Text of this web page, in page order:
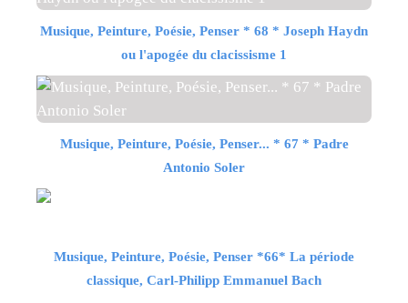
Musique, Peinture, Poésie, Penser * 68 * Joseph Haydn
ou l'apogée du clacissisme 1
Musique, Peinture, Poésie, Penser... * 67 * Padre
Antonio Soler
Musique, Peinture, Poésie, Penser *66* La période
classique, Carl-Philipp Emmanuel Bach